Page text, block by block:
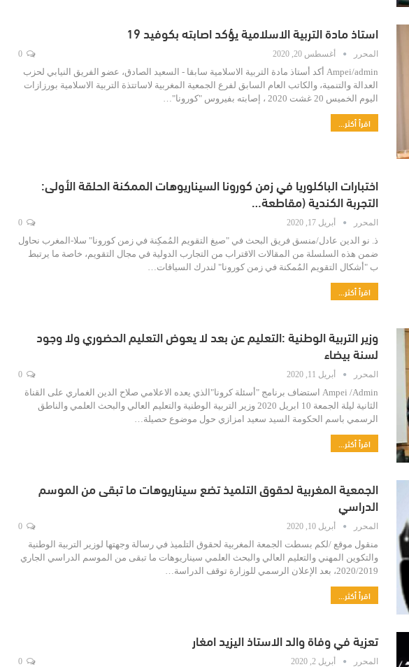
استاذ مادة التربية الاسلامية يؤكد اصابته بكوفيد 19
المحرر أغسطس 20, 2020
Ampei/admin أكد أستاذ مادة التربية الاسلامية سابقا - السعيد الصادق، عضو الفريق النيابي لحزب
العدالة والتنمية، والكاتب العام السابق لفرع الجمعية المغربية لاساتتذة التربية الاسلامية بورزازات
اليوم الخميس 20 غشت 2020 ، إصابته بفيروس "كورونا"…
اقرأ أكثر...
اختبارات الباكلوريا في زمن كورونا السيناريوهات الممكنة الحلقة الأولى:
التجربة الكندية (مقاطعة…
المحرر أبريل 17, 2020
ذ. نو الدين عادل/منسق فريق البحث في "صيغ التقويم المُمكِنة في زمن كورونا" سلا-المغرب نحاول
ضمن هذه السلسلة من المقالات الاقتراب من التجارب الدولية في مجال التقويم، خاصة ما يرتبط
ب "أشكال التقويم المُمكنة في زمن كورونا" لندرك السياقات…
اقرأ أكثر...
وزير التربية الوطنية :التعليم عن بعد لا يعوض التعليم الحضوري ولا وجود
لسنة بيضاء
المحرر أبريل 11, 2020
Ampei /Admin استضاف برنامج "أسئلة كرونا"الذي يعده الاعلامي صلاح الدين الغماري على القناة
الثانية ليلة الجمعة 10 ابريل 2020 وزير التربية الوطنية والتعليم العالي والبحث العلمي والناطق
الرسمي باسم الحكومة السيد سعيد امزازي حول موضوع حصيلة…
اقرأ أكثر...
الجمعية المغربية لحقوق التلميذ تضع سيناريوهات ما تبقى من الموسم
الدراسي
المحرر أبريل 10, 2020
منقول موقع /لكم بسطت الجمعة المغربية لحقوق التلميذ في رسالة وجهتها لوزير التربية الوطنية
والتكوين المهني والتعليم العالي والبحث العلمي سيناريوهات ما تبقى من الموسم الدراسي الجاري
2020/2019، بعد الإعلان الرسمي للوزارة توقف الدراسة…
اقرأ أكثر...
تعزية في وفاة والد الاستاذ اليزيد امغار
المحرر أبريل 2, 2020